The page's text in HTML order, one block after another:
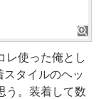
レ使った俺とし
タイルのヘッ
う。装着して数